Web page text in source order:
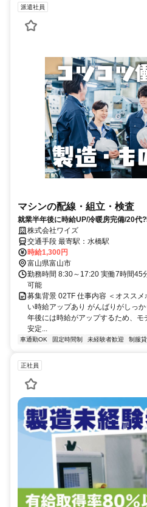
派遣社員
マシンの配線・組立・検査
就業半年後に時給UP/冷暖房完備/20代
ーム◎コツコツ組立てるマシンの配線
株式会社ワイズ
交通手段 最寄駅：水橋駅
時給1,300円
富山県富山市
勤務時間 8:30～17:20 実働7時間45
可能
募集背景 02TF 仕事内容 ＜オスス
い時給アップあり がんばりがしっ
年後には時給がアップするため、
安定...
車通勤OK 固定時間制 未経験者歓迎 制服
正社員